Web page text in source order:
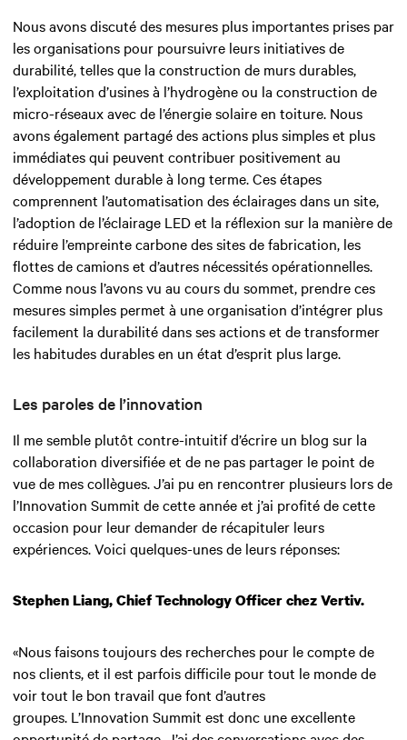
Nous avons discuté des mesures plus importantes prises par
les organisations pour poursuivre leurs initiatives de
durabilité, telles que la construction de murs durables,
l’exploitation d’usines à l’hydrogène ou la construction de
micro-réseaux avec de l’énergie solaire en toiture. Nous
avons également partagé des actions plus simples et plus
immédiates qui peuvent contribuer positivement au
développement durable à long terme. Ces étapes
comprennent l’automatisation des éclairages dans un site,
l’adoption de l’éclairage LED et la réflexion sur la manière de
réduire l’empreinte carbone des sites de fabrication, les
flottes de camions et d’autres nécessités opérationnelles.
Comme nous l’avons vu au cours du sommet, prendre ces
mesures simples permet à une organisation d’intégrer plus
facilement la durabilité dans ses actions et de transformer
les habitudes durables en un état d’esprit plus large.
Les paroles de l’innovation
Il me semble plutôt contre-intuitif d’écrire un blog sur la
collaboration diversifiée et de ne pas partager le point de
vue de mes collègues. J’ai pu en rencontrer plusieurs lors de
l’Innovation Summit de cette année et j’ai profité de cette
occasion pour leur demander de récapituler leurs
expériences. Voici quelques-unes de leurs réponses:
Stephen Liang, Chief Technology Officer chez Vertiv.
«Nous faisons toujours des recherches pour le compte de
nos clients, et il est parfois difficile pour tout le monde de
voir tout le bon travail que font d’autres
groupes. L’Innovation Summit est donc une excellente